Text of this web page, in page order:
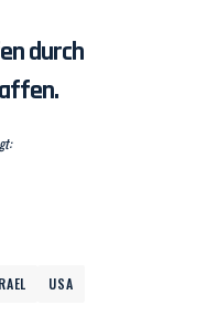
durch
USA